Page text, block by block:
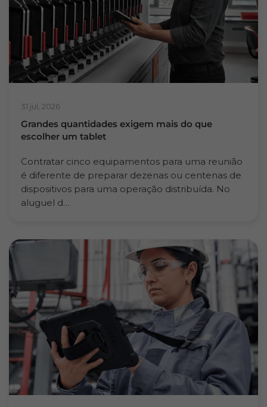
31 jul, 2026
Grandes quantidades exigem mais do que
escolher um tablet
Contratar cinco equipamentos para uma reunião
é diferente de preparar dezenas ou centenas de
dispositivos para uma operação distribuída. No
aluguel d…